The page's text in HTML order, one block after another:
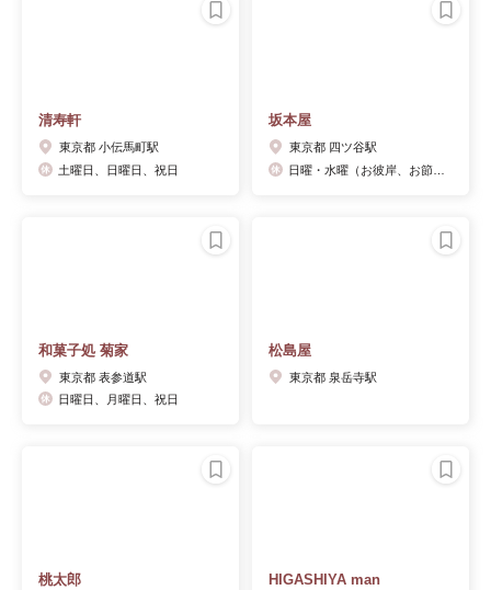
清寿軒
東京都 小伝馬町駅
土曜日、日曜日、祝日
坂本屋
東京都 四ツ谷駅
和菓子処 菊家
東京都 表参道駅
日曜日、月曜日、祝日
松島屋
東京都 泉岳寺駅
桃太郎 HIGASHIYA man